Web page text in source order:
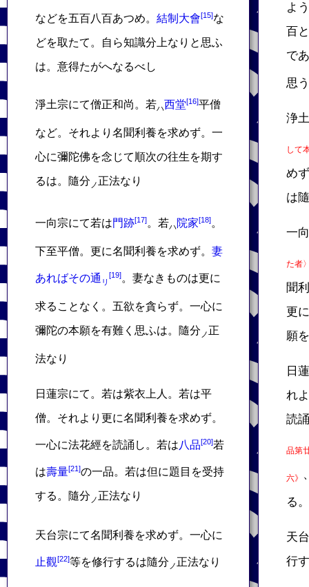
などを五百八百あつめ。 結制大會 な
どを取たて。自ら知識分上なりと思ふ
は。意得たがへなるべし
淨土宗にて僧正和尚。若ハ西堂 平僧
など。それより名聞利養を求めず。一
心に彌陀佛を念じて順次の往生を期す
るは。隨分 ノ 正法なり
一向宗にて若は門跡 。若ハ院家 。
下至平僧。更に名聞利養を求めず。 妻
あればその通 リ 。妻なきものは更に
求ることなく。五欲を貪らず。一心に
彌陀の本願を有難く思ふは。隨分 ノ 正
法なり
日蓮宗にて。若は紫衣上人。若は平
僧。それより更に名聞利養を求めず。
一心に法花經を読誦し。若は八品 若
は壽量 の一品。若は但に題目を受持
する。隨分 ノ 正法なり
天台宗にて名聞利養を求めず。一心に
止觀 等を修行するは隨分 ノ 正法なり
よ
百
で
思
浄
して
め
は
一
た者
聞
更
願
日
れ
読
品第
六》
る。
天
行